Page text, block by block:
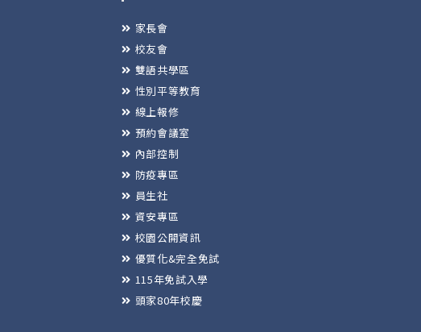
家長會
校友會
雙語共學區
性別平等教育
線上報修
預約會議室
內部控制
防疫專區
員生社
資安專區
校園公開資訊
優質化&完全免試
115年免試入學
頭家80年校慶